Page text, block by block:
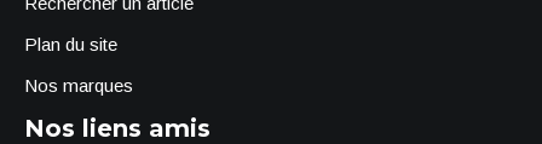
Plan du site
Nos marques
Nos liens amis